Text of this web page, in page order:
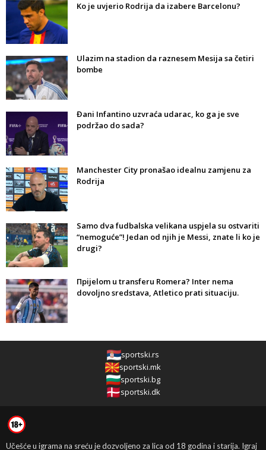
Ko je uvjerio Rodrija da izabere Barcelonu?
Ulazim na stadion da raznesem Mesija sa četiri
bombe
Đani Infantino uzvraća udarac, ko ga je sve
podržao do sada?
Manchester City pronašao idealnu zamjenu za
Rodrija
Samo dva fudbalska velikana uspjela su ostvariti
“nemoguće”! Jedan od njih je Messi, znate li ko je
drugi?
Прijelom u transferu Romera? Inter nema
dovoljno sredstava, Atletico prati situaciju.
sportski.rs
sportski.mk
sportski.bg
sportski.dk
Učešće u igrama na sreću je dozvoljeno za lica od 18 godina i starija. Igraj